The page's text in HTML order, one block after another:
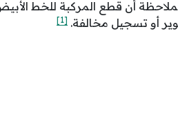
أو تسجيل مخالفة. [1]